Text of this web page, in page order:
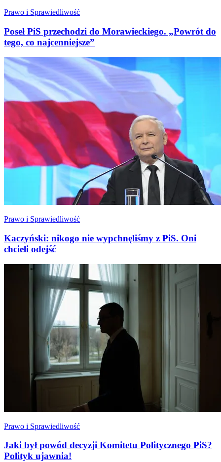
Prawo i Sprawiedliwość
Poseł PiS przechodzi do Morawieckiego. „Powrót do
tego, co najcenniejsze”
Prawo i Sprawiedliwość
Kaczyński: nikogo nie wypchnęliśmy z PiS. Oni
chcieli odejść
Prawo i Sprawiedliwość
Jaki był powód decyzji Komitetu Politycznego PiS?
Polityk ujawnia!